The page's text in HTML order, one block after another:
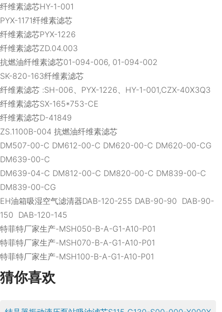
纤维素滤芯HY-1-001
PYX-1171纤维素滤芯
纤维素滤芯PYX-1226
纤维素滤芯ZD.04.003
抗燃油纤维素滤芯01-094-006, 01-094-002
SK-820-163纤维素滤芯
纤维素滤芯 :SH-006、PYX-1226、HY-1-001,CZX-40X3Q3
纤维素滤芯SX-165*753-CE
纤维素滤芯D-41849
ZS.1100B-004 抗燃油纤维素滤芯
DM507-00-C DM612-00-C DM620-00-C DM620-00-CG
DM639-00-C
DM639-04-C DM812-00-C DM820-00-C DM839-00-C
DM839-00-CG
EH油箱吸湿空气滤清器DAB-120-255 DAB-90-90 DAB-90-
150 DAB-120-145
特菲特厂家生产-MSH050-B-A-G1-A10-P01
特菲特厂家生产-MSH070-B-A-G1-A10-P01
特菲特厂家生产-MSH100-B-A-G1-A10-P01
猜你喜欢